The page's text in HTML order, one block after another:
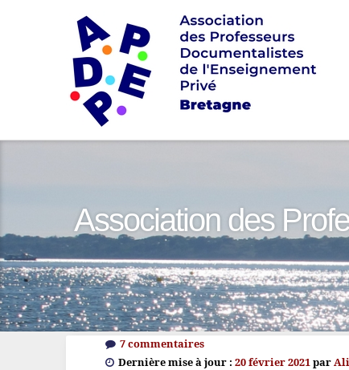
Association des
7 commentaires
Dernière mise à jour : 20 février 2021 par